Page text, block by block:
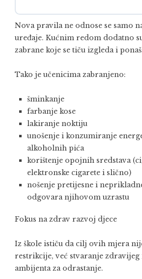
Nova pravila ne odnose se samo
uređaje. Kućnim redom dodatno
zabrane koje se tiču izgleda i
Tako je učenicima zabranjeno:
šminkanje
farbanje kose
lakiranje noktiju
unošenje i konzumiranje
alkoholnih pića
korištenje opojnih sredstava
elektronske cigarete i slično)
nošenje pretijesne i
odgovara njihovom uzrastu
Fokus na zdrav razvoj djece
Iz škole ističu da cilj ovih mjera
restrikcije, već stvaranje
ambijenta za odrastanje.